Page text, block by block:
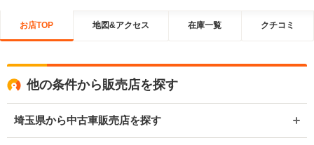
お店TOP 地図&アクセス 在庫一覧 クチコミ
他の条件から販売店を探す
埼玉県から中古車販売店を探す